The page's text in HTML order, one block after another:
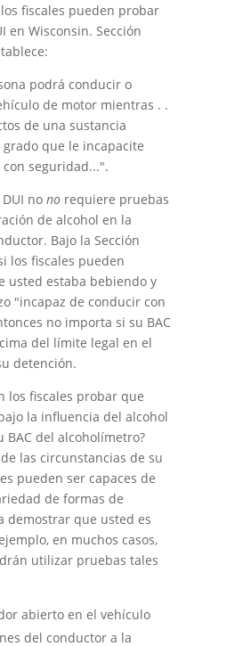
fiscales pueden probar
en Wisconsin. Sección
podrá conducir o
de motor mientras . .
de una sustancia
que le incapacite
seguridad...".
no norequiere pruebas
de alcohol en la
Bajo la Sección
los fiscales pueden
usted estaba bebiendo y
"incapaz de conducir con
no importa si su BAC
del límite legal en el
detención.
los fiscales probar que
la influencia del alcohol
BAC del alcoholímetro?
las circunstancias de su
pueden ser capaces de
de formas de
demostrar que usted es
en muchos casos,
utilizar pruebas tales
abierto en el vehículo
del conductor a la